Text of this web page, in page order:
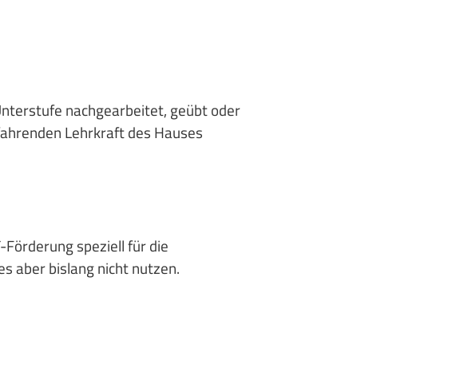
nachgearbeitet, geübt oder
Lehrkraft des Hauses
speziell für die
aber bislang nicht nutzen.